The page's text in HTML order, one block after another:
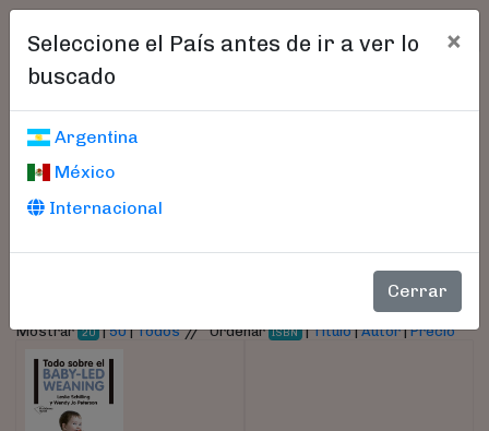
Seleccione el País antes de ir a ver lo
buscado
×
Argentina
México
Internacional
Cerrar
Libros encontrados
Parámetros
Mostrar 20 |50|Todos//Ordenar ISBN |Título|Autor|Precio